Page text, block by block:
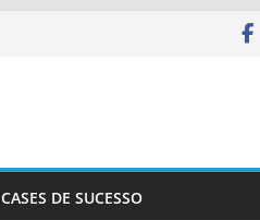
CASES DE SUCESSO